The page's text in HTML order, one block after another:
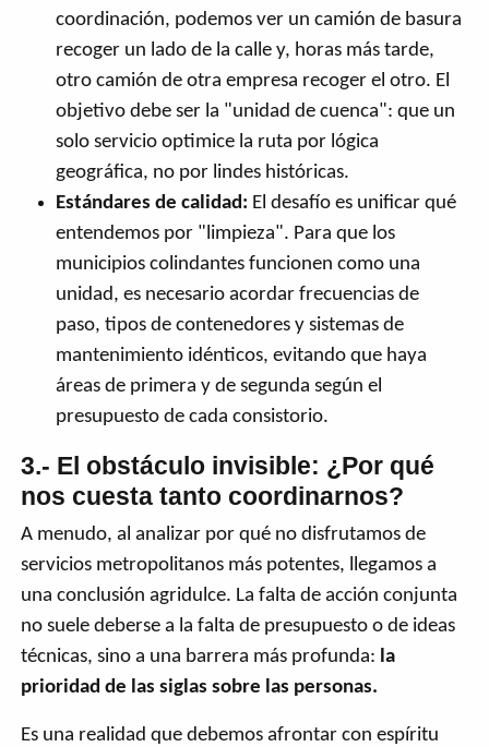
coordinación, podemos ver un camión de basura
recoger un lado de la calle y, horas más tarde,
otro camión de otra empresa recoger el otro. El
objetivo debe ser la "unidad de cuenca": que un
solo servicio optimice la ruta por lógica
geográfica, no por lindes históricas.
Estándares de calidad: El desafío es unificar qué
entendemos por "limpieza". Para que los
municipios colindantes funcionen como una
unidad, es necesario acordar frecuencias de
paso, tipos de contenedores y sistemas de
mantenimiento idénticos, evitando que haya
áreas de primera y de segunda según el
presupuesto de cada consistorio.
3.- El obstáculo invisible: ¿Por qué
nos cuesta tanto coordinarnos?
A menudo, al analizar por qué no disfrutamos de
servicios metropolitanos más potentes, llegamos a
una conclusión agridulce. La falta de acción conjunta
no suele deberse a la falta de presupuesto o de ideas
técnicas, sino a una barrera más profunda: la
prioridad de las siglas sobre las personas.
Es una realidad que debemos afrontar con espíritu